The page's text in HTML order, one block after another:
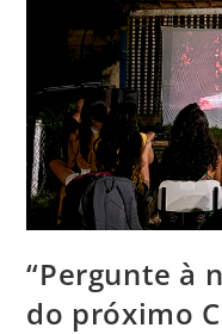
“Pergunte à
do próximo